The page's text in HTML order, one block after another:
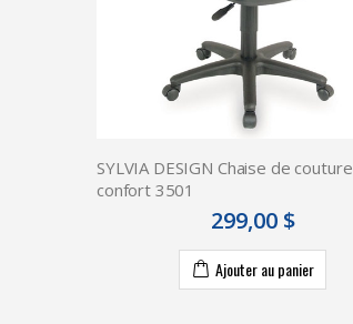
SYLVIA DESIGN Chaise de couture
confort 3501
299,00 $
Ajouter au panier